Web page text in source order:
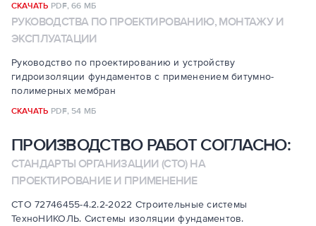
СКАЧАТЬ PDF,66 МБ
РУКОВОДСТВА ПО ПРОЕКТИРОВАНИЮ, МОНТАЖУ И
ЭКСПЛУАТАЦИИ
Руководство по проектированию и устройству
гидроизоляции фундаментов с применением битумно-
полимерных мембран
СКАЧАТЬ PDF, 54 МБ
ПРОИЗВОДСТВО РАБОТ СОГЛАСНО:
СТАНДАРТЫ ОРГАНИЗАЦИИ (СТО) НА
ПРОЕКТИРОВАНИЕ И ПРИМЕНЕНИЕ
СТО 72746455-4.2.2-2022 Строительные системы
ТехноНИКОЛЬ. Системы изоляции фундаментов.